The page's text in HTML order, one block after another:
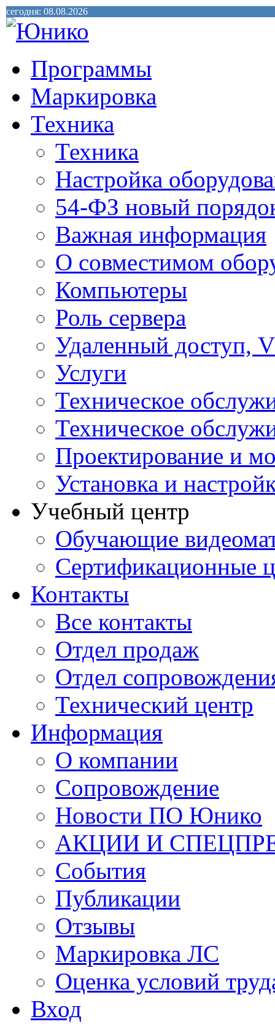
сегодня: 08.08.2026
Программы
Маркировка
Техника
Техника
Настройка
54-ФЗ новый
Важная информация
О совместимом
Компьютеры
Роль сервера
Удаленный доступ,
Услуги
Техническое
Техническое
Проектирование и
Установка и
Учебный центр
Обучающие
Сертификационные
Контакты
Все контакты
Отдел продаж
Отдел
Технический центр
Информация
О компании
Сопровождение
Новости ПО Юнико
АКЦИИ И
События
Публикации
Отзывы
Маркировка ЛС
Оценка условий
Вход